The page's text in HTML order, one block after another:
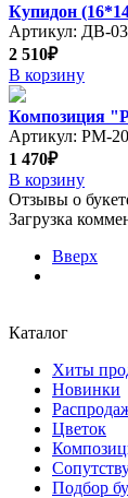
Купидон
Артикул: ДВ-03
2 510₽
В корзину
Композиция
Артикул: РМ-20
1 470₽
В корзину
Отзывы о
Загрузка
Вверх
Каталог
Хиты
Новинки
Цветок
Подбор